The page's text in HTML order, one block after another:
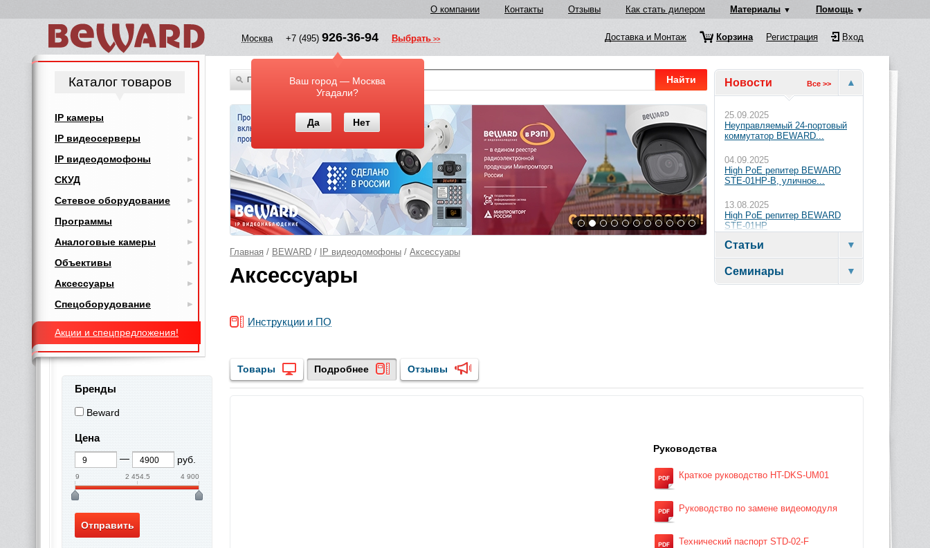
О компании Контакты Отзывы Как стать дилером Материалы Помощь
Москва +7 (495) 926-36-94
Ваш город — Москва
Угадали?
Да Нет
Выбрать Доставка и Монтаж Корзина Регистрация Вход
Новости Все >>
25.09.2025
Неуправляемый 24-портовый
коммутатор BEWARD...
04.09.2025
High PoE репитер BEWARD
STE-01HP-B, уличное...
13.08.2025
High PoE репитер BEWARD
STE-01HP
Статьи
Семинары
По всему каталогу Найти
Главная / BEWARD / IP видеодомофоны / Аксессуары
Аксессуары
Инструкции и ПО
Товары Подробнее Отзывы
Руководства
Краткое руководство HT-DKS-UM01
Руководство по замене видеомодуля
Технический паспорт STD-02-F
Каталог товаров
IP камеры
IP видеосерверы
IP видеодомофоны
СКУД
Сетевое оборудование
Программы
Аналоговые камеры
Объективы
Аксессуары
Спецоборудование
Акции и спецпредложения!
Бренды
Beward
Цена
руб.
9 2 454.5 4 900